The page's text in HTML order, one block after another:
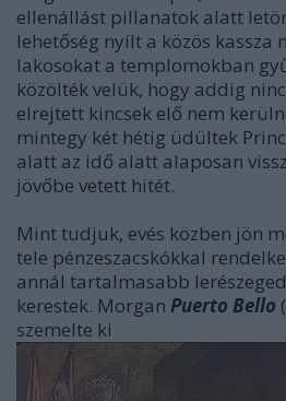
ellenállást pillanatok alatt
lehetőség nyílt a közös kassza
lakosokat a templomokban
közölték velük, hogy addig
elrejtett kincsek elő nem
mintegy két hétig üdültek
alatt az idő alatt alaposan
jövőbe vetett hitét.
Mint tudjuk, evés közben jön
tele pénzeszacskókkal
annál tartalmasabb
kerestek. Morgan Puerto Bello
szemelte ki